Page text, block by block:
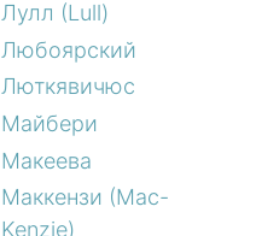
Лулл (Lull)
Любоярский
Люткявичюс
Майбери
Макеева
Маккензи (Mac-
Kenzie)